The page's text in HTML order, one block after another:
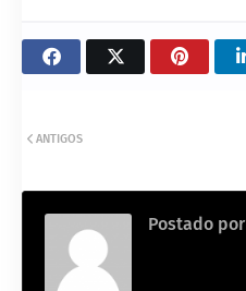
ANTIGOS
Postado por